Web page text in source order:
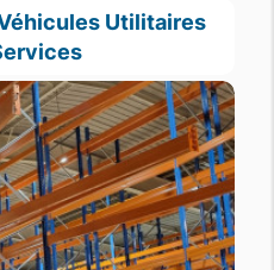
Utilitaires